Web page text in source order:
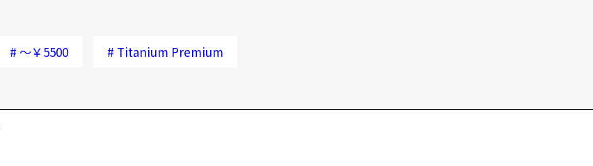
# ～￥5500 # Titanium Premium